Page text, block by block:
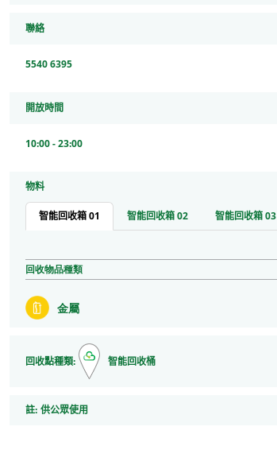
聯絡
5540 6395
開放時間
10:00 - 23:00
物料
智能回收箱 01 智能回收箱 02 智能回收箱 03
回收物品種類
金屬
回收點種類: 智能回收桶
註: 註
供公眾使用